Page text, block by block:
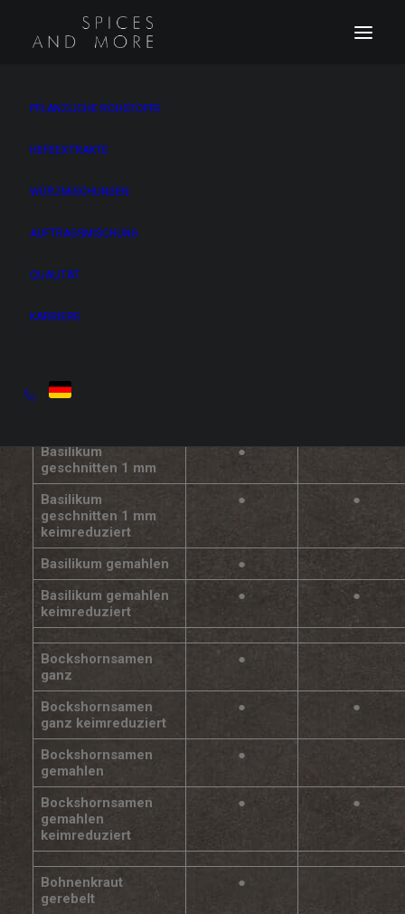
PFLANZLICHE ROHSTOFFE
HEFEEXTRAKTE
WÜRZMISCHUNGEN
AUFTRAGSMISCHUNG
QUALITÄT
KARRIERE
Einträge anzeigen
feinkristallin
Basilikum gerebelt 3
Basilikum
geschnitten 1 mm
●
Basilikum
geschnitten 1 mm
keimreduziert
● ●
Basilikum gemahlen
●
Basilikum gemahlen
keimreduziert
● ●
Bockshornsamen
ganz
●
Bockshornsamen
ganz keimreduziert
● ●
Bockshornsamen
gemahlen
●
Bockshornsamen
gemahlen
keimreduziert
● ●
Bohnenkraut
gerebelt
●